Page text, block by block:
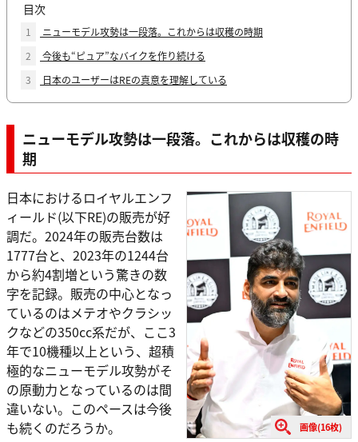
目次
1
ニューモデル攻勢は一段落。これからは収穫の時期
2
今後も“ピュア”なバイクを作り続ける
3
日本のユーザーはREの真意を理解している
ニューモデル攻勢は一段落。これからは収穫の時
期
画像(16枚)
日本におけるロイヤルエンフ
ィールド(以下RE)の販売が好
調だ。2024年の販売台数は
1777台と、2023年の1244台
から約4割増という驚きの数
字を記録。販売の中心となっ
ているのはメテオやクラシッ
クなどの350cc系だが、ここ3
年で10機種以上という、超積
極的なニューモデル攻勢がそ
の原動力となっているのは間
違いない。このペースは今後
も続くのだろうか。